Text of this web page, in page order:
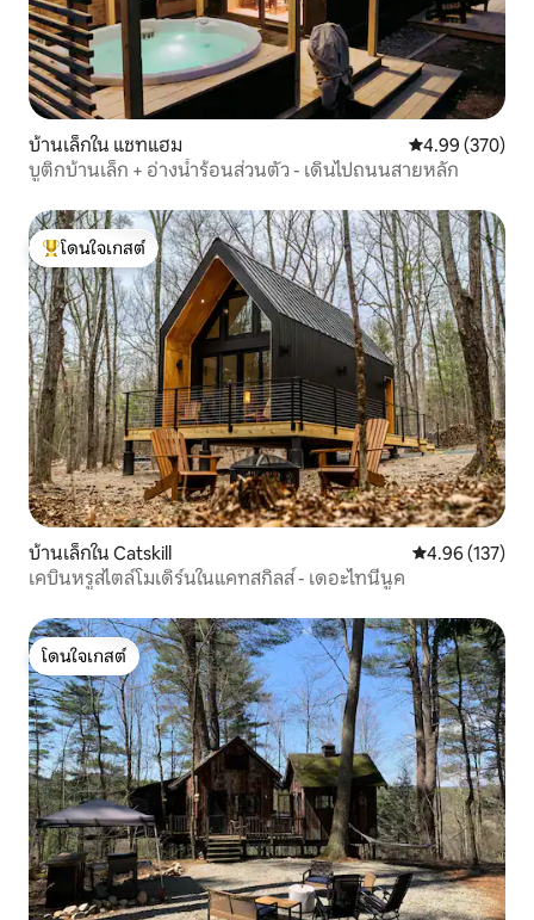
บ้านเล็กใน แชทแฮม คะแนนเฉลี่ย
4.99 (370)
บูติกบ้านเล็ก + อ่างน้ำร้อนส่วนตัว - เดินไปถนนสายหลัก
โดนใจเกสต์ที่สุด
โดนใจเกสต์
บ้านเล็กใน Catskill คะแนนเฉลี่ย
4.96 (137)
เคบินหรูสไตล์โมเดิร์นในแคทสกิลส์ - เดอะไทนี่นูค
โดนใจเกสต์
โดนใจเกสต์